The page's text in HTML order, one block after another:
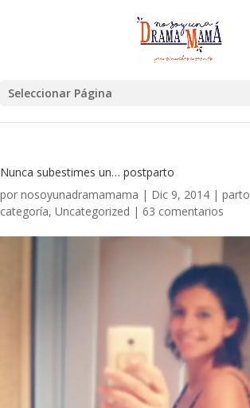
Seleccionar Página
Nunca subestimes un… postparto
por nosoyunadramamama | Dic 9, 2014 | parto
categoría, Uncategorized | 63 comentarios